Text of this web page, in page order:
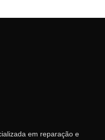
em reparação e